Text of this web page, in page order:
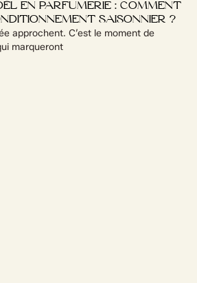
EN PARFUMERIE : COMMENT
SAISONNIER ?
approchent. C’est le moment de
marqueront